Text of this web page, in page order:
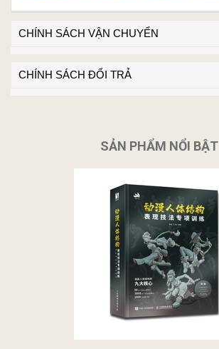
CHÍNH SÁCH VẬN CHUYỂN
CHÍNH SÁCH ĐỔI TRẢ
SẢN PHẨM NỔI BẬT